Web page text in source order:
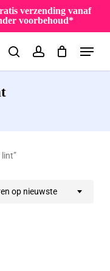
verzending vanaf
voorbehoud*
searchaccount
Menu
op nieuwste
Filters